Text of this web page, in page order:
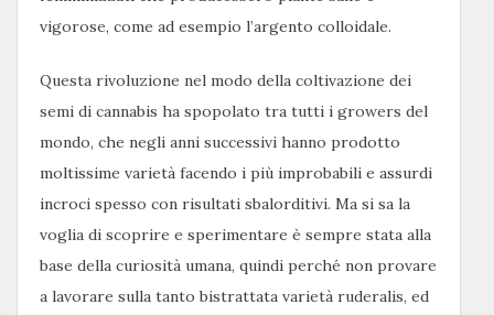
vigorose, come ad esempio l’argento colloidale.
Questa rivoluzione nel modo della coltivazione dei
semi di cannabis ha spopolato tra tutti i growers del
mondo, che negli anni successivi hanno prodotto
moltissime varietà facendo i più improbabili e assurdi
incroci spesso con risultati sbalorditivi. Ma si sa la
voglia di scoprire e sperimentare è sempre stata alla
base della curiosità umana, quindi perché non provare
a lavorare sulla tanto bistrattata varietà ruderalis, ed